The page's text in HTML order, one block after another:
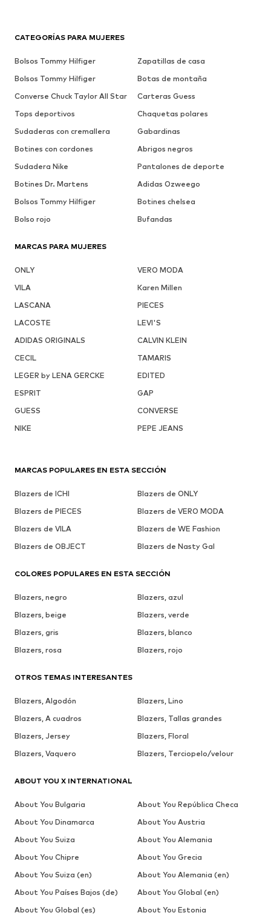
CATEGORÍAS PARA MUJERES
Bolsos Tommy Hilfiger
Zapatillas de casa
Bolsos Tommy Hilfiger
Botas de montaña
Converse Chuck Taylor All Star
Carteras Guess
Tops deportivos
Chaquetas polares
Sudaderas con cremallera
Gabardinas
Botines con cordones
Abrigos negros
Sudadera Nike
Pantalones de deporte
Botines Dr. Martens
Adidas Ozweego
Bolsos Tommy Hilfiger
Botines chelsea
Bolso rojo
Bufandas
MARCAS PARA MUJERES
ONLY
VERO MODA
VILA
Karen Millen
LASCANA
PIECES
LACOSTE
LEVI'S
ADIDAS ORIGINALS
CALVIN KLEIN
CECIL
TAMARIS
LEGER by LENA GERCKE
EDITED
ESPRIT
GAP
GUESS
CONVERSE
NIKE
PEPE JEANS
MARCAS POPULARES EN ESTA SECCIÓN
Blazers de ICHI
Blazers de ONLY
Blazers de PIECES
Blazers de VERO MODA
Blazers de VILA
Blazers de WE Fashion
Blazers de OBJECT
Blazers de Nasty Gal
COLORES POPULARES EN ESTA SECCIÓN
Blazers, negro
Blazers, azul
Blazers, beige
Blazers, verde
Blazers, gris
Blazers, blanco
Blazers, rosa
Blazers, rojo
OTROS TEMAS INTERESANTES
Blazers, Algodón
Blazers, Lino
Blazers, A cuadros
Blazers, Tallas grandes
Blazers, Jersey
Blazers, Floral
Blazers, Vaquero
Blazers, Terciopelo/velour
ABOUT YOU X INTERNATIONAL
About You Bulgaria
About You República Checa
About You Dinamarca
About You Austria
About You Suiza
About You Alemania
About You Chipre
About You Grecia
About You Suiza (en)
About You Alemania (en)
About You Países Bajos (de)
About You Global (en)
About You Global (es)
About You Estonia